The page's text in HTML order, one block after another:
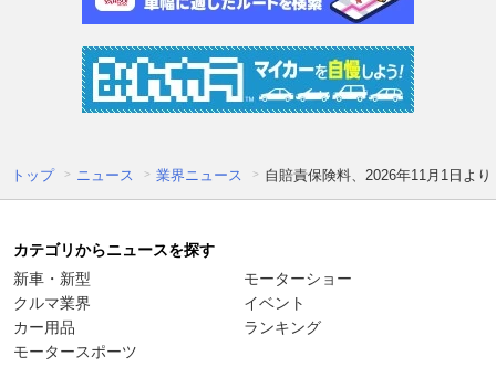
トップ ニュース 業界ニュース 自賠責保険料、2026年11月1日よ
カテゴリからニュースを探す
新車・新型
クルマ業界
カー用品
モータースポーツ
モーターショー
イベント
ランキング